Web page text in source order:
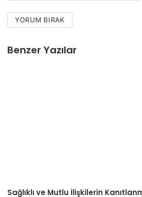
YORUM BIRAK
Benzer Yazılar
Sağlıklı ve Mutlu İlişkilerin